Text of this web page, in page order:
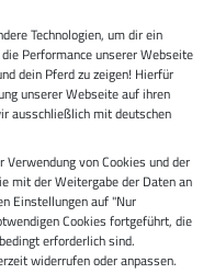
Vorkasse
Technologien, um dir ein
Performance unserer Webseite
dein Pferd zu zeigen! Hierfür
unserer Webseite auf ihren
ausschließlich mit deutschen
von Cookies und der
mit der Weitergabe der Daten an
Einstellungen auf "Nur
Cookies fortgeführt, die
erforderlich sind.
widerrufen oder anpassen.